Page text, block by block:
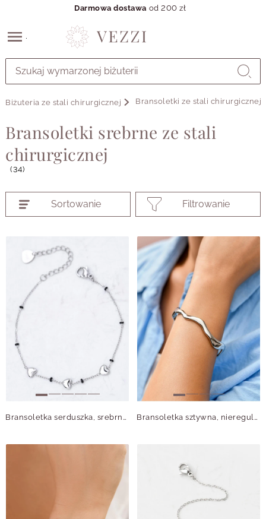
GŁÓWNEJ
PRODUKTÓW
MENU
UŻYTKOWNIKA
WYSZUKIWARKI
Darmowa dostawa od 200 zł
Biżuteria ze stali chirurgicznej Bransoletki ze stali chirurgicznej
Bransoletki srebrne ze stali
chirurgicznej
(34)
Sortowanie Filtrowanie
Bransoletka serduszka, srebrny S105929S00 Bransoletka sztywna, nieregularny kształt, stal S109852S00